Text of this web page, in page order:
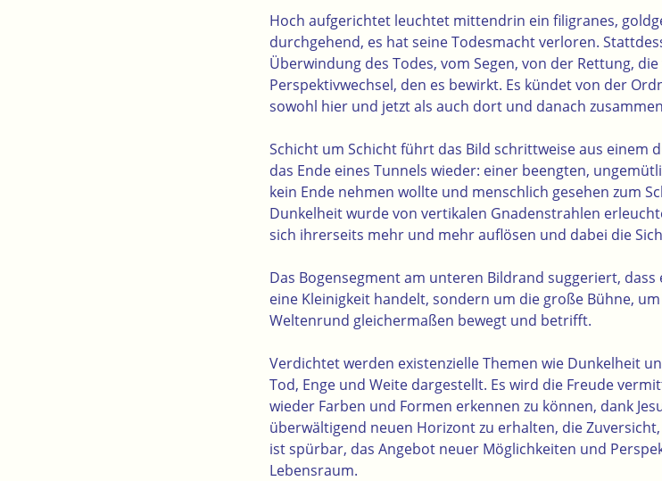
Hoch aufgerichtet leuchtet mittendrin ein filigranes,
durchgehend, es hat seine Todesmacht verloren.
Überwindung des Todes, vom Segen, von der Rettung,
Perspektivwechsel, den es bewirkt. Es kündet von der
sowohl hier und jetzt als auch dort und danach
Schicht um Schicht führt das Bild schrittweise aus einem
das Ende eines Tunnels wieder: einer beengten,
kein Ende nehmen wollte und menschlich gesehen zum
Dunkelheit wurde von vertikalen Gnadenstrahlen
sich ihrerseits mehr und mehr auflösen und dabei die
Das Bogensegment am unteren Bildrand suggeriert,
eine Kleinigkeit handelt, sondern um die große Bühne,
Weltenrund gleichermaßen bewegt und betrifft.
Verdichtet werden existenzielle Themen wie Dunkelheit
Tod, Enge und Weite dargestellt. Es wird die Freude
wieder Farben und Formen erkennen zu können, dank
überwältigend neuen Horizont zu erhalten, die
ist spürbar, das Angebot neuer Möglichkeiten und
Lebensraum.